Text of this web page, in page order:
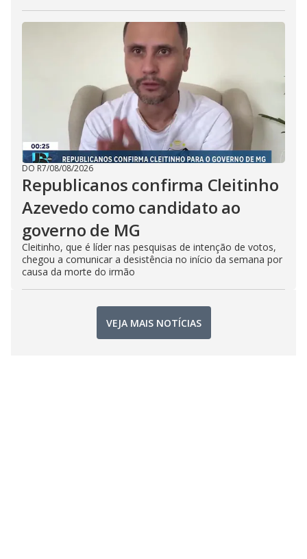
DO R7/08/08/2026
Republicanos confirma Cleitinho
Azevedo como candidato ao
governo de MG
Cleitinho, que é líder nas pesquisas de intenção de votos,
chegou a comunicar a desistência no início da semana por
causa da morte do irmão
VEJA MAIS NOTÍCIAS